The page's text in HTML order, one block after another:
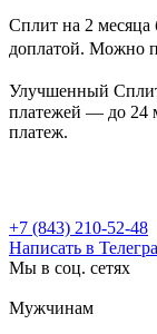
Сплит на 2
доплатой. Можно
Улучшенный
платежей — до 24
платеж.
+7 (843) 210-52-48
Написать в
Мы в соц. сетях
Мужчинам